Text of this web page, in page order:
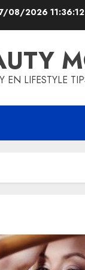
08/2026
EN LIFESTYLE